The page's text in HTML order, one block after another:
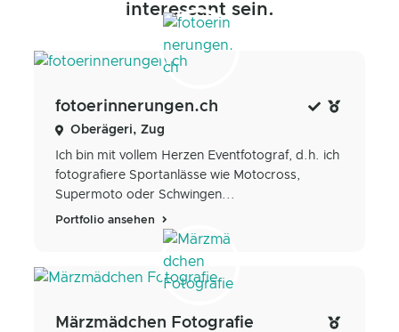
interessant sein.
fotoerinnerungen.ch
Oberägeri, Zug
Ich bin mit vollem Herzen Eventfotograf, d.h. ich
fotografiere Sportanlässe wie Motocross,
Supermoto oder Schwingen...
Portfolio ansehen
Märzmädchen Fotografie